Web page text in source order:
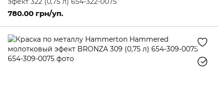
780.00 грн/уп.